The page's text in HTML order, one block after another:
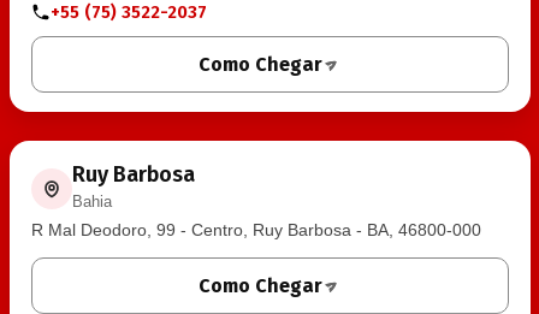
+55 (75) 3522-2037
Como Chegar
Ruy Barbosa
Bahia
R Mal Deodoro, 99 - Centro, Ruy Barbosa - BA, 46800-000
Como Chegar